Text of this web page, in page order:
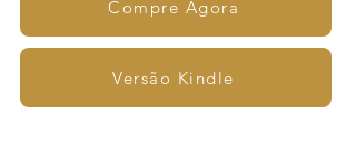
Compre Agora
Versão Kindle